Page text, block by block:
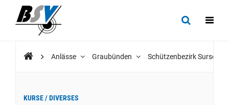
Anlässe Graubünden Schützenbezirk Surselva
KURSE / DIVERSES